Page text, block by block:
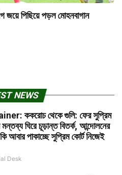
জয়ে পিছিয়ে পড়ল মোহনবাগান
NEWS
ককরোচ থেকে গুলি: ফের সুপ্রিম
মন্তব্য ঘিরে চূড়ান্ত বিতর্ক, আন্দোলনের
আবার পাকাচ্ছে সুপ্রিম কোর্ট নিজেই
Desk